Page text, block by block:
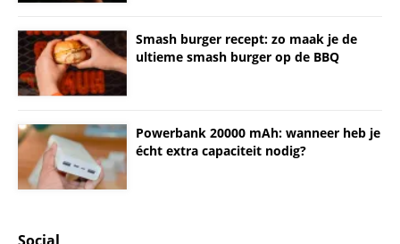
Smash burger recept: zo maak je de
ultieme smash burger op de BBQ
Powerbank 20000 mAh: wanneer heb je
écht extra capaciteit nodig?